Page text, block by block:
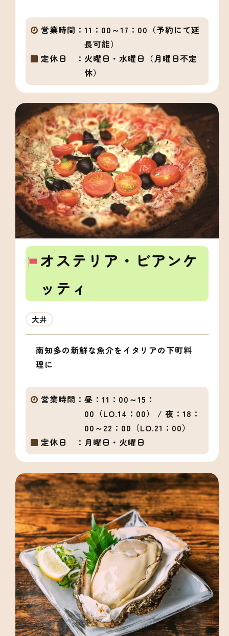
オステリア・ビアンケ
ッティ
大井
南知多の新鮮な魚介をイタリアの下町料
理に
営業時間： 昼：11：00～15：
00（LO.14：00） / 夜：18：
00～22：00（LO.21：00）
定休日 ： 月曜日・火曜日
営業時間： 11：00～17：00（予約にて延
長可能）
定休日 ： 火曜日・水曜日（月曜日不定
休）